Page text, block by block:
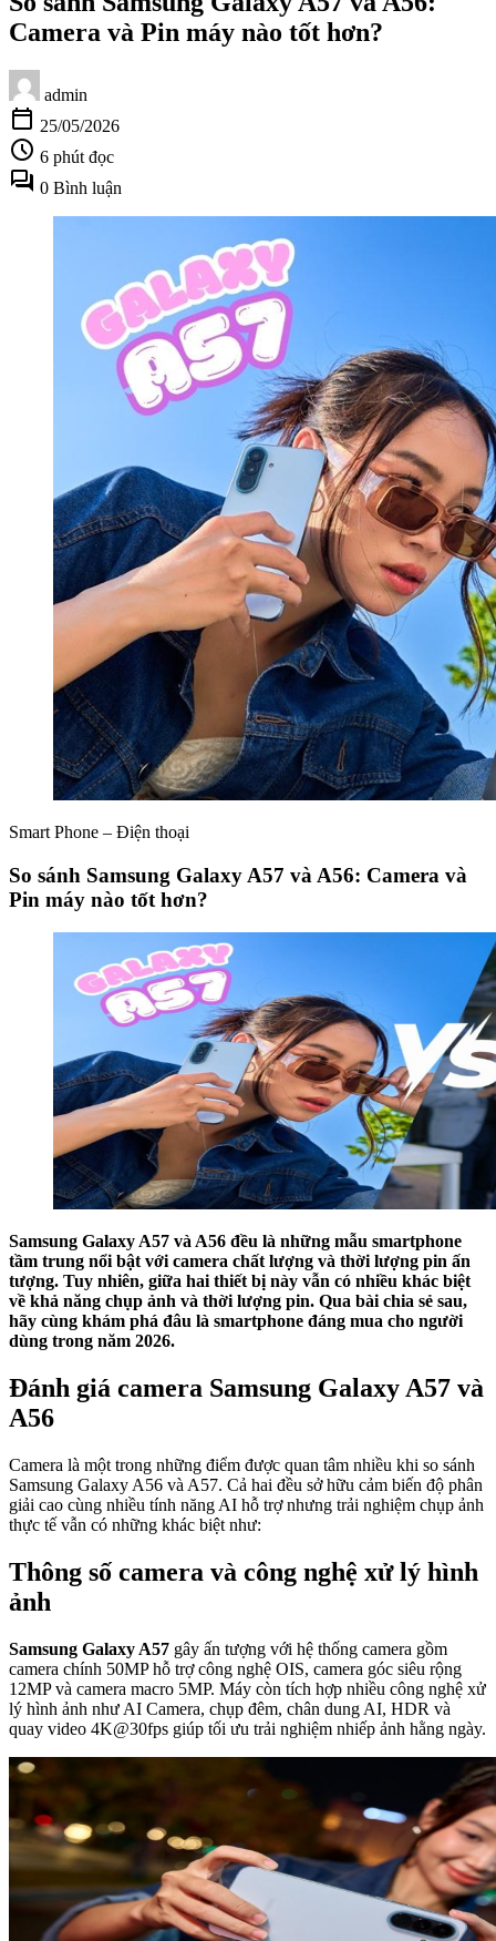
Camera và Pin máy nào tốt hơn?
admin
calendar_today 25/05/2026
schedule 6 phút đọc
forum 0 Bình luận
Smart Phone – Điện thoại
So sánh Samsung Galaxy A57 và A56: Camera và
Pin máy nào tốt hơn?
Samsung Galaxy A57 và A56 đều là những mẫu smartphone
tầm trung nổi bật với camera chất lượng và thời lượng pin ấn
tượng. Tuy nhiên, giữa hai thiết bị này vẫn có nhiều khác biệt
về khả năng chụp ảnh và thời lượng pin. Qua bài chia sẻ sau,
hãy cùng khám phá đâu là smartphone đáng mua cho người
dùng trong năm 2026.
Đánh giá camera Samsung Galaxy A57 và
A56
Camera là một trong những điểm được quan tâm nhiều khi so sánh
Samsung Galaxy A56 và A57. Cả hai đều sở hữu cảm biến độ phân
giải cao cùng nhiều tính năng AI hỗ trợ nhưng trải nghiệm chụp ảnh
thực tế vẫn có những khác biệt như:
Thông số camera và công nghệ xử lý hình
ảnh
Samsung Galaxy A57 gây ấn tượng với hệ thống camera gồm
camera chính 50MP hỗ trợ công nghệ OIS, camera góc siêu rộng
12MP và camera macro 5MP. Máy còn tích hợp nhiều công nghệ xử
lý hình ảnh như AI Camera, chụp đêm, chân dung AI, HDR và
quay video 4K@30fps giúp tối ưu trải nghiệm nhiếp ảnh hằng ngày.